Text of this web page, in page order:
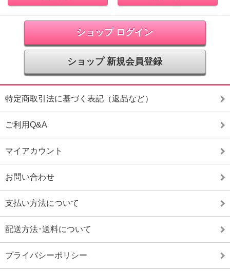
ショップ ログイン
ショップ 新規会員登録
特定商取引法に基づく表記（返品など）
ご利用Q&A
マイアカウント
お問い合わせ
支払い方法について
配送方法･送料について
プライバシーポリシー